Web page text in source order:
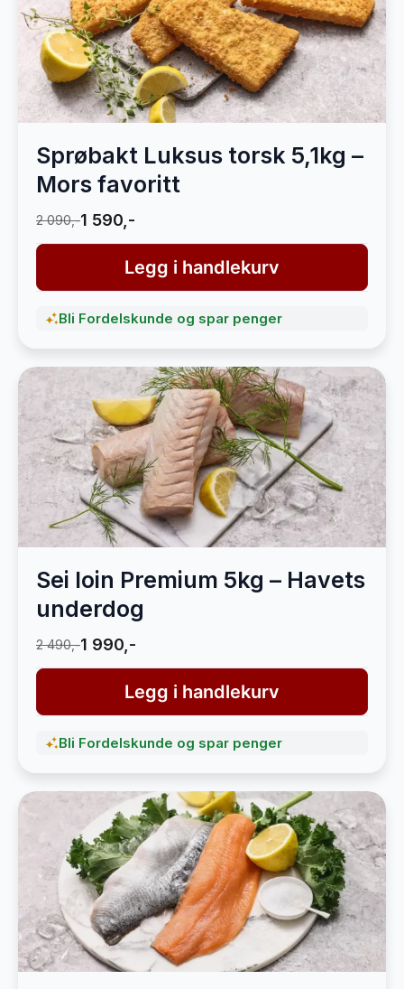
Sprøbakt Luksus torsk 5,1kg –
Mors favoritt
2 090,-1 590,-
Legg i handlekurv
Bli Fordelskunde og spar penger
Sei loin Premium 5kg – Havets
underdog
2 490,-1 990,-
Legg i handlekurv
Bli Fordelskunde og spar penger